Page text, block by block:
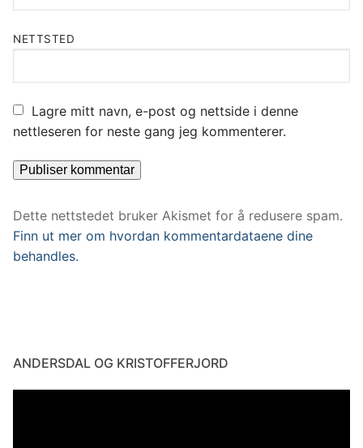
NETTSTED
Lagre mitt navn, e-post og nettside i denne
nettleseren for neste gang jeg kommenterer.
Dette nettstedet bruker Akismet for å redusere spam.
Finn ut mer om hvordan kommentardataene dine
behandles.
ANDERSDAL OG KRISTOFFERJORD